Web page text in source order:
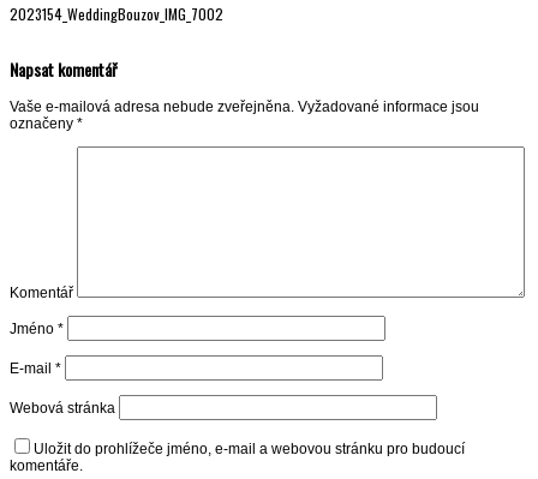
2023154_WeddingBouzov_IMG_7002
Napsat komentář
Vaše e-mailová adresa nebude zveřejněna. Vyžadované informace jsou
označeny *
Komentář
Jméno *
E-mail *
Webová stránka
Uložit do prohlížeče jméno, e-mail a webovou stránku pro budoucí
komentáře.